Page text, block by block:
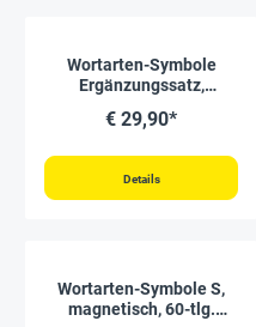
Wortarten-Symbole
Ergänzungssatz,
"Montessori Premium"
€ 29,90*
Details
Wortarten-Symbole S,
magnetisch, 60-tlg.